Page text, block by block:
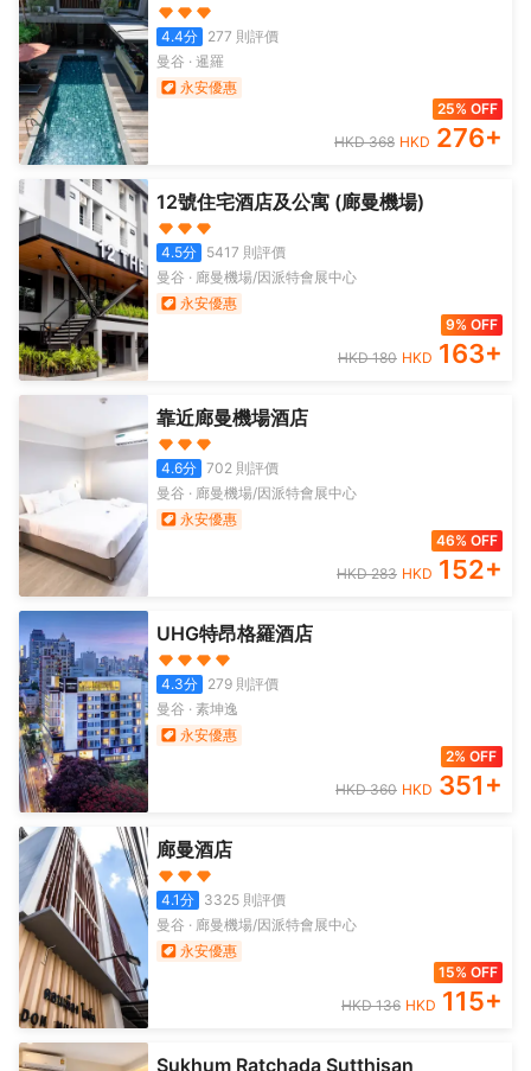
4.4分 277 則評價
曼谷 · 暹羅
永安優惠
25% OFF
HKD368 HKD 276+
12號住宅酒店及公寓 (廊曼機場)
4.5分 5417 則評價
曼谷 · 廊曼機場/因派特會展中心
永安優惠
9% OFF
HKD180 HKD 163+
靠近廊曼機場酒店
4.6分 702 則評價
曼谷 · 廊曼機場/因派特會展中心
永安優惠
46% OFF
HKD283 HKD 152+
UHG特昂格羅酒店
4.3分 279則評價
曼谷 · 素坤逸
永安優惠
2% OFF
HKD360 HKD 351+
廊曼酒店
4.1分 3325則評價
曼谷 · 廊曼機場/因派特會展中心
永安優惠
15% OFF
HKD136 HKD 115+
Sukhum Ratchada Sutthisan